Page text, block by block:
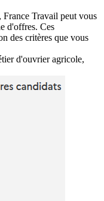
France Travail peut vous
d'offres. Ces
des critères que vous
d'ouvrier agricole,